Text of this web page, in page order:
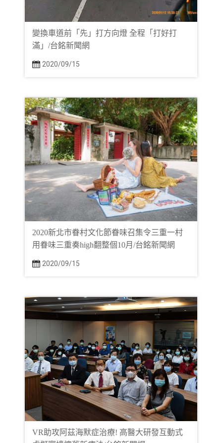
變換車道前「先」打方向燈 全程「打好打
滿」/台銘新聞網
2020/09/15
2020新北市眷村文化節眷味召集令三重一村
用眷味三重奏high翻整個10月/台銘新聞網
2020/09/15
VR助攻阿茲海默症治療! 高醫大研發互動式